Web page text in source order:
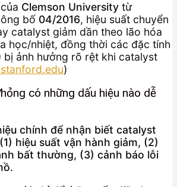
Clemson University từ
bố 04/2016, hiệu suất chuyển
catalyst giảm dần theo lão hóa
học/nhiệt, đồng thời các đặc tính
bị ảnh hưởng rõ rệt khi catalyst
)
có những dấu hiệu nào dễ
chính để nhận biết catalyst
hiệu suất vận hành giảm, (2)
bất thường, (3) cảnh báo lỗi